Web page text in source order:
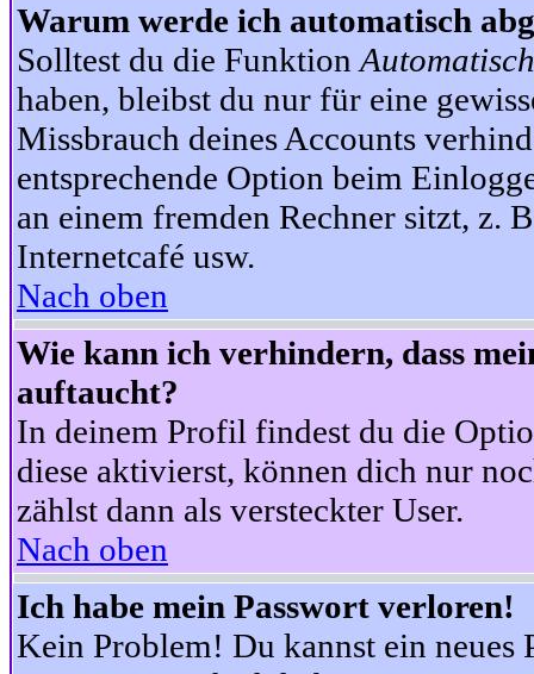
Warum werde ich automatisch
Solltest du die Funktion
haben, bleibst du nur für eine
Missbrauch deines Accounts
entsprechende Option beim
an einem fremden Rechner sitzt, z.
Internetcafé usw.
Nach oben
Wie kann ich verhindern, dass
auftaucht?
In deinem Profil findest du die
diese aktivierst, können dich nur
zählst dann als versteckter User.
Nach oben
Ich habe mein Passwort verloren!
Kein Problem! Du kannst ein neues